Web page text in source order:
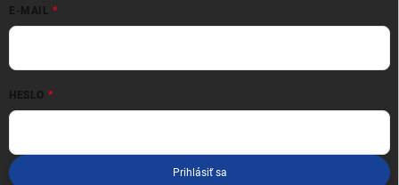
E-MAIL
HESLO
Prihlásiť sa